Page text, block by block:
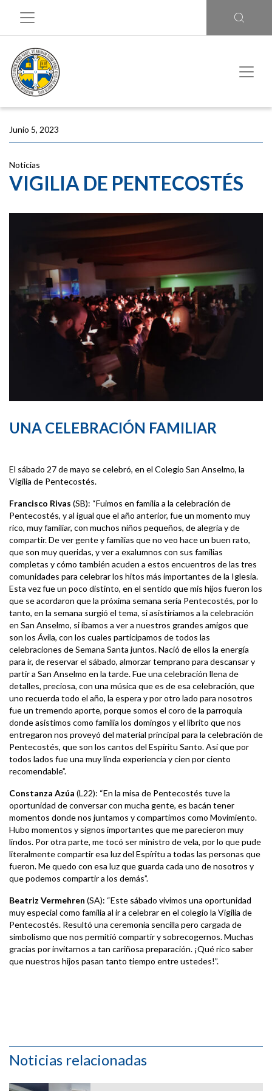
Junio 5, 2023
Noticias
VIGILIA DE PENTECOSTÉS
UNA CELEBRACIÓN FAMILIAR
El sábado 27 de mayo se celebró, en el Colegio San Anselmo, la
Vigilia de Pentecostés.
Francisco Rivas (SB): “Fuimos en familia a la celebración de
Pentecostés, y al igual que el año anterior, fue un momento muy
rico, muy familiar, con muchos niños pequeños, de alegría y de
compartir. De ver gente y familias que no veo hace un buen rato,
que son muy queridas, y ver a exalumnos con sus familias
completas y cómo también acuden a estos encuentros de las tres
comunidades para celebrar los hitos más importantes de la Iglesia.
Esta vez fue un poco distinto, en el sentido que mis hijos fueron los
que se acordaron que la próxima semana sería Pentecostés, por lo
tanto, en la semana surgió el tema, si asistiríamos a la celebración
en San Anselmo, si íbamos a ver a nuestros grandes amigos que
son los Ávila, con los cuales participamos de todos las
celebraciones de Semana Santa juntos. Nació de ellos la energía
para ir, de reservar el sábado, almorzar temprano para descansar y
partir a San Anselmo en la tarde. Fue una celebración llena de
detalles, preciosa, con una música que es de esa celebración, que
uno recuerda todo el año, la espera y por otro lado para nosotros
fue un tremendo aporte, porque somos el coro de la parroquia
donde asistimos como familia los domingos y el librito que nos
entregaron nos proveyó del material principal para la celebración de
Pentecostés, que son los cantos del Espíritu Santo. Así que por
todos lados fue una muy linda experiencia y cien por ciento
recomendable”.
Constanza Azúa (L22): “En la misa de Pentecostés tuve la
oportunidad de conversar con mucha gente, es bacán tener
momentos donde nos juntamos y compartimos como Movimiento.
Hubo momentos y signos importantes que me parecieron muy
lindos. Por otra parte, me tocó ser ministro de vela, por lo que pude
literalmente compartir esa luz del Espíritu a todas las personas que
fueron. Me quedo con esa luz que guarda cada uno de nosotros y
que podemos compartir a los demás”.
Beatriz Vermehren (SA): “Este sábado vivimos una oportunidad
muy especial como familia al ir a celebrar en el colegio la Vigilia de
Pentecostés. Resultó una ceremonia sencilla pero cargada de
simbolismo que nos permitió compartir y sobrecogernos. Muchas
gracias por invitarnos a tan cariñosa preparación. ¡Qué rico saber
que nuestros hijos pasan tanto tiempo entre ustedes!”.
Noticias relacionadas